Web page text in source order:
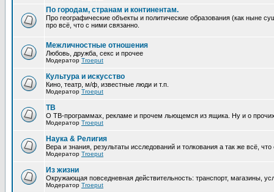
По городам, странам и континентам.
Про географические объекты и политические образования (как ныне
про всё, что с ними связанно.
Межличностные отношения
Любовь, дружба, секс и прочее
Модератор Troeput
Культура и искусство
Кино, театр, м/ф, известные люди и т.п.
Модератор Troeput
ТВ
О ТВ-программах, рекламе и прочем льющемся из ящика. Ну и о
Модератор Troeput
Наука & Религия
Вера и знания, результаты исследований и толкования а так же всё,
Модератор Troeput
Из жизни
Окружающая повседневная действительность: транспорт, магазины,
Модератор Troeput